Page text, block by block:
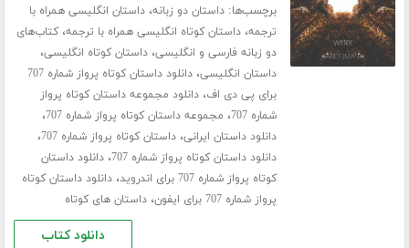
برچسب‌ها:داستان دو زبانه،داستان انگلیسی همراه با
ترجمه،داستان کوتاه انگلیسی همراه با ترجمه،کتاب‌های
دو زبانه فارسی و انگلیسی،داستان کوتاه انگلیسی،
داستان انگلیسی،
دانلود داستان کوتاه پرواز شماره 707
برای پی دی اف،دانلود مجموعه داستان کوتاه پرواز
شماره 707
، مجموعه داستان کوتاه پرواز شماره 707 ،
دانلود داستان ایرانی،داستان کوتاه پرواز شماره 707 ،
دانلود داستان کوتاه پرواز شماره 707 ،دانلود داستان
کوتاه پرواز شماره 707 برای اندروید
،دانلود داستان کوتاه
پرواز شماره 707 برای ایفون
،داستان های کوتاه
دانلود کتاب